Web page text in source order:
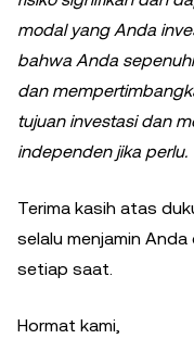
modal yang Anda
bahwa Anda
dan
tujuan investasi dan
independen jika perlu.
Terima kasih atas
selalu menjamin
setiap saat.
Hormat kami,